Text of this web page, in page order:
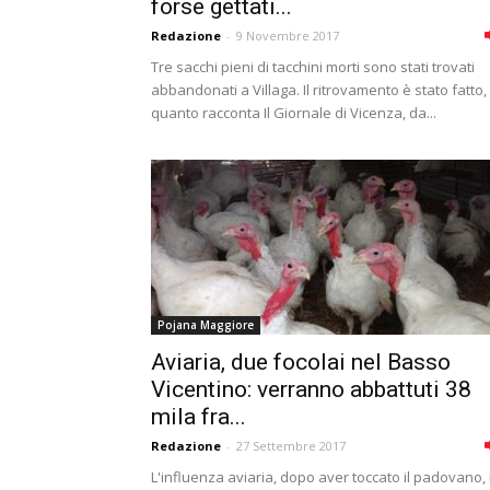
forse gettati...
Redazione - 9 Novembre 2017
Tre sacchi pieni di tacchini morti sono stati trovati
abbandonati a Villaga. Il ritrovamento è stato fatto,
quanto racconta Il Giornale di Vicenza, da...
Pojana Maggiore
Aviaria, due focolai nel Basso
Vicentino: verranno abbattuti 38
mila fra...
Redazione - 27 Settembre 2017
L'influenza aviaria, dopo aver toccato il padovano,